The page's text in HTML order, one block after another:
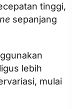
tinggi,
sepanjang
lebih
mulai